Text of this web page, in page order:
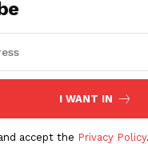
I WANT IN
accept the Privacy Policy.